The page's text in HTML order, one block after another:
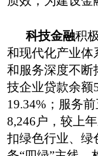
科技金融积
和现代化产业体
和服务深度不断
技企业贷款余额
19.34% ；服务
8,246户，较上
扣绿色行业、绿